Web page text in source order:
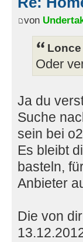
von
Oder
Ja du
Suche
sein bei
Es bleibt
basteln,
Anbieter
Die von